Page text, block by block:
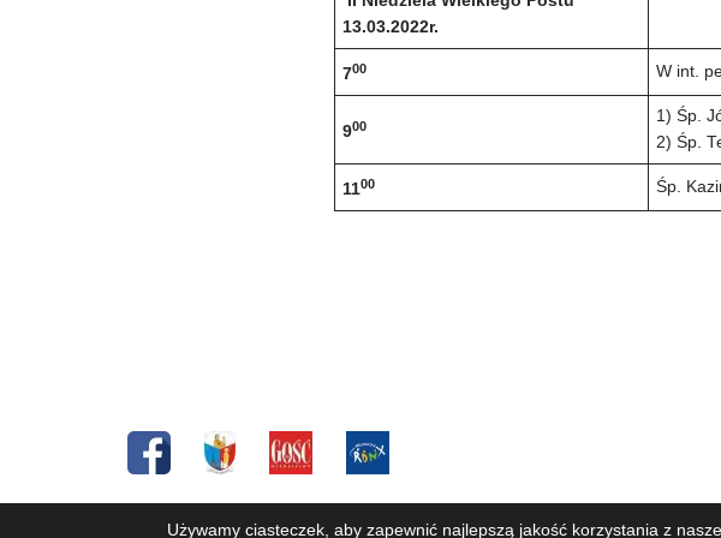
13.03.2022r.
700 W int.
900
1) Śp.
2) Śp.
1100 Śp.
Copyright © 2019 Parafia pw. Św. Józefa Oblubieńca NMP w Bystrej.
Używamy ciasteczek, aby zapewnić najlepszą jakość korzystania z